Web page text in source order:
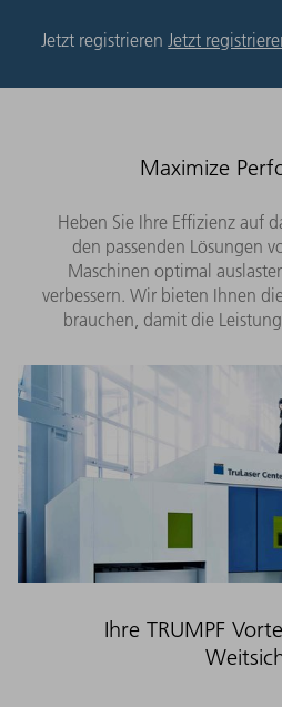
Jetzt registrieren Jetzt
Maximize
Heben Sie Ihre Effizienz auf
den passenden Lösungen
Maschinen optimal
verbessern. Wir bieten Ihnen
brauchen, damit die
Ihre TRUMPF